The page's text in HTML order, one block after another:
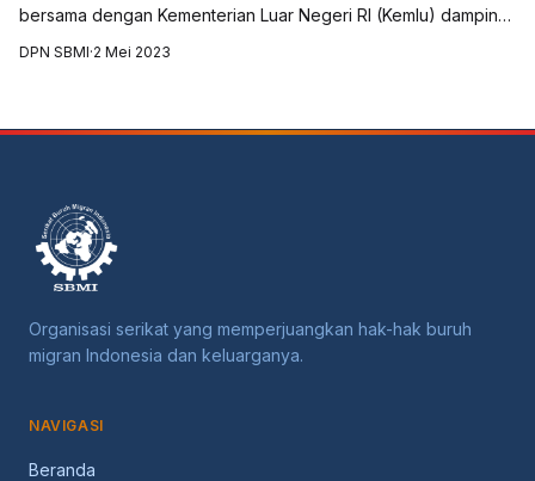
bersama dengan Kementerian Luar Negeri RI (Kemlu) dampingi
DPN SBMI·2 Mei 2023
Organisasi serikat yang memperjuangkan hak-hak buruh
migran Indonesia dan keluarganya.
NAVIGASI
Beranda